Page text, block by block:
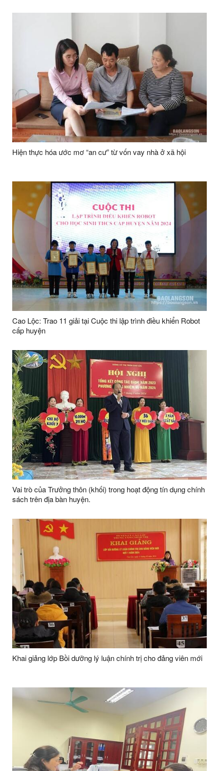
Hiện thực hóa ước mơ “an cư” từ vốn vay nhà ở xã hội
Cao Lộc: Trao 11 giải tại Cuộc thi lập trình điều khiển Robot
cấp huyện
Vai trò của Trưởng thôn (khối) trong hoạt động tín dụng chính
sách trên địa bàn huyện.
Khai giảng lớp Bồi dưỡng lý luận chính trị cho đảng viên mới